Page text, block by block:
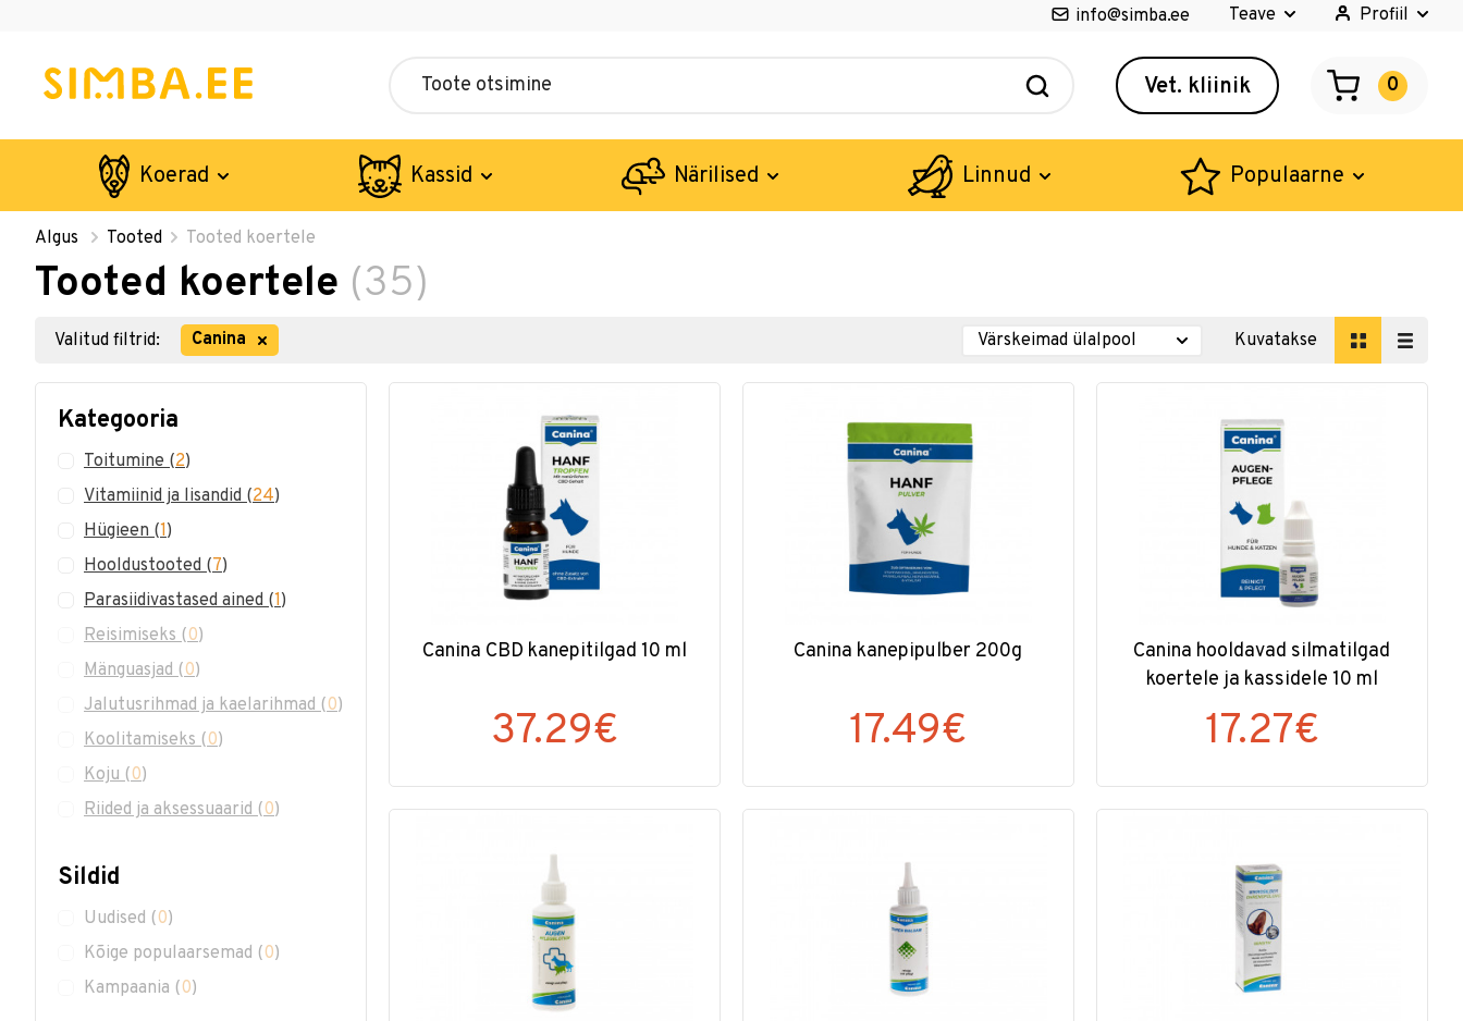
info@simba.ee Teave Profiil
Vet. kliinik 0
Koerad Kassid Närilised Linnud Populaarne
Algus Tooted Tooted koertele
Tooted koertele (35)
Valitud filtrid: Canina Kuvatakse
Kategooria
Toitumine(2)
Vitamiinid ja lisandid(24)
Hügieen(1)
Hooldustooted(7)
Parasiidivastased ained(1)
Reisimiseks(0)
Mänguasjad(0)
Jalutusrihmad ja kaelarihmad(0)
Koolitamiseks(0)
Koju(0)
Riided ja aksessuaarid(0)
Sildid
Uudised (0)
Kõige populaarsemad (0)
Kampaania (0)
Canina CBD kanepitilgad 10 ml
37.29€
Canina kanepipulber 200g
17.49€
Canina hooldavad silmatilgad
koertele ja kassidele 10 ml
17.27€